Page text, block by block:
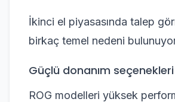
İkinci el piyasasında talep
birkaç temel nedeni
Güçlü donanım seçenekleri
ROG modelleri yüksek